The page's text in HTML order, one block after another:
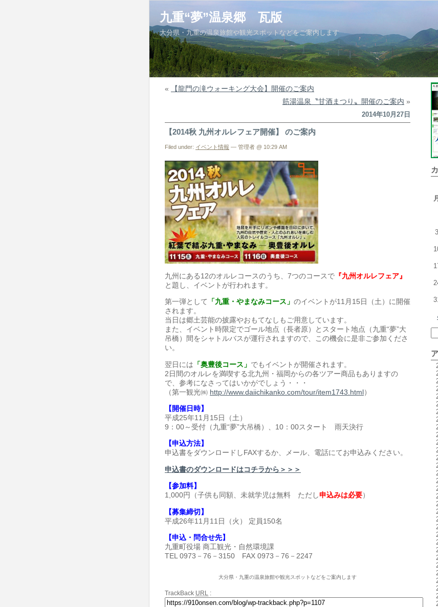
九重“夢”温泉郷 瓦版
大分県・九重の温泉旅館や観光スポットなどをご案内します
«
【龍門の滝ウォーキング大会】開催のご案内
筋湯温泉〝甘酒まつり〟開催のご案内 »
2014年10月27日
【2014秋 九州オルレフェア開催】 のご案内
Filed under: イベント情報 — 管理者 @ 10:29 AM
九州にある12のオルレコースのうち、7つのコースで 『九州オルレフェア』
と題し、イベントが行われます。
第一弾として 「九重・やまなみコース」 のイベントが11月15日（土）に開催
されます。
当日は郷土芸能の披露やおもてなしもご用意しています。
また、イベント時限定でゴール地点（長者原）とスタート地点（九重“夢”大
吊橋）間をシャトルバスが運行されますので、この機会に是非ご参加くださ
い。
翌日には 「奥豊後コース」 でもイベントが開催されます。
2日間のオルレを満喫する北九州・福岡からの各ツアー商品もありますの
で、参考になさってはいかがでしょう・・・
（第一観光㈱ http://www.daiichikanko.com/tour/item1743.html）
【開催日時】
平成25年11月15日（土）
9：00～受付（九重“夢”大吊橋）、10：00スタート 雨天決行
【申込方法】
申込書をダウンロードしFAXするか、メール、電話にてお申込みください。
申込書のダウンロードはコチラから＞＞＞
【参加料】
1,000円（子供も同額、未就学児は無料 ただし申込みは必要）
【募集締切】
平成26年11月11日（火） 定員150名
【申込・問合せ先】
九重町役場 商工観光・自然環境課
TEL 0973－76－3150 FAX 0973－76－2247
大分県・九重の温泉旅館や観光スポットなどをご案内します
TrackBack URL :
月
3